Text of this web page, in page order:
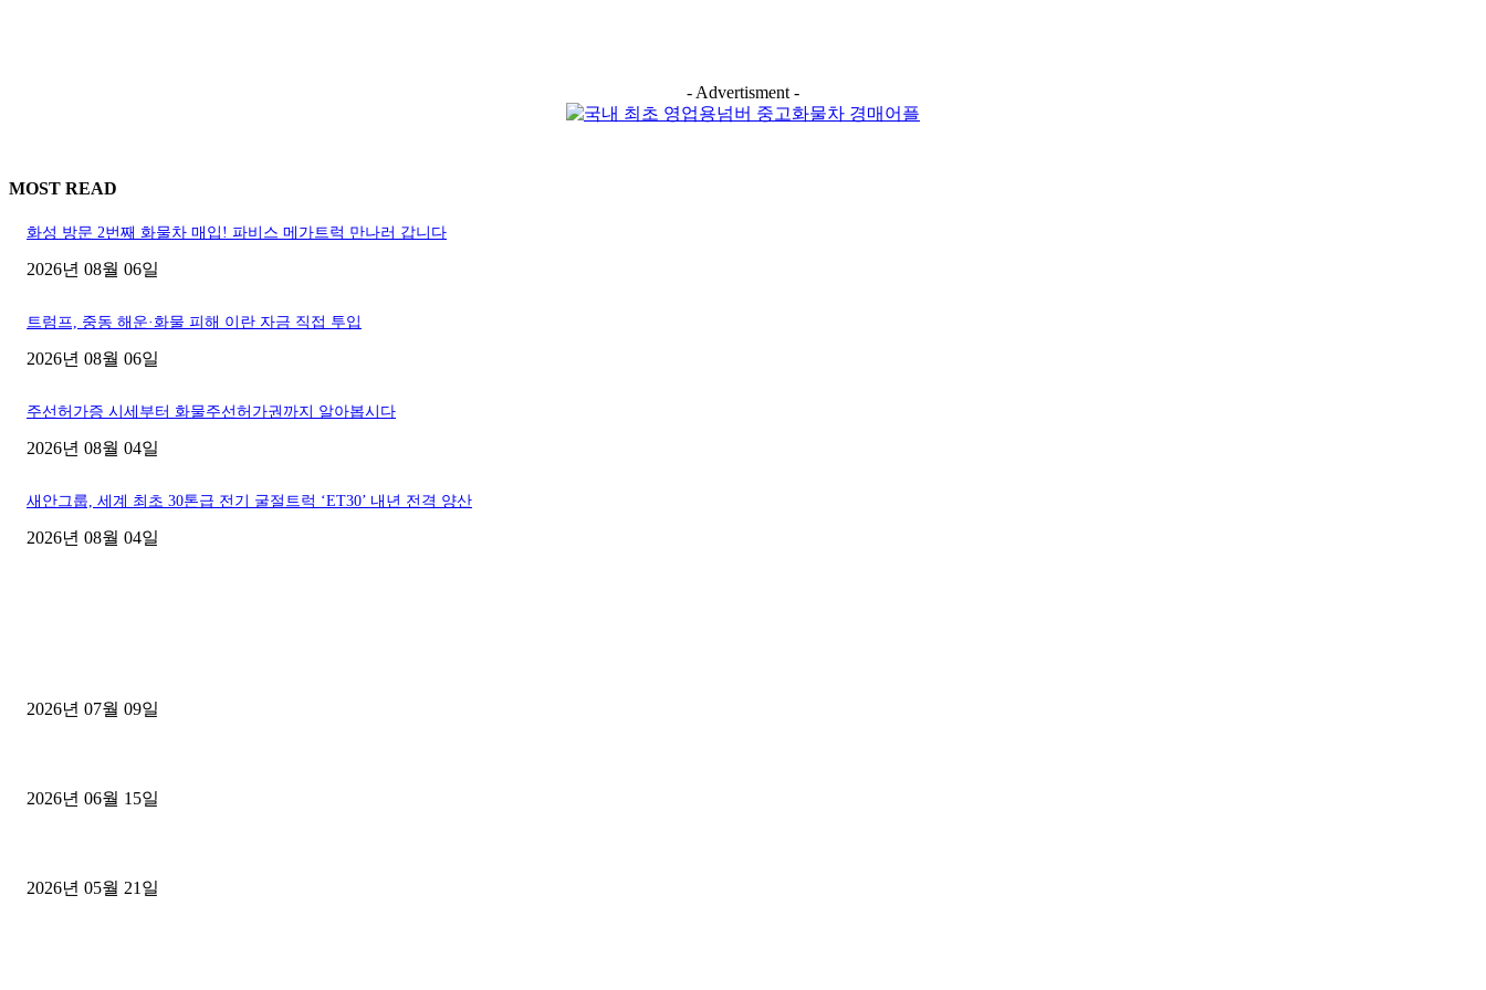
- Advertisment -
MOST READ
화성 방문 2번째 화물차 매입! 파비스 메가트럭 만나러 갑니다
2026년 08월 06일
트럼프, 중동 해운·화물 피해 이란 자금 직접 투입
2026년 08월 06일
주선허가증 시세부터 화물주선허가권까지 알아봅시다
2026년 08월 04일
새안그룹, 세계 최초 30톤급 전기 굴절트럭 ‘ET30’ 내년 전격 양산
2026년 08월 04일
2026년 07월 09일
2026년 06월 15일
2026년 05월 21일